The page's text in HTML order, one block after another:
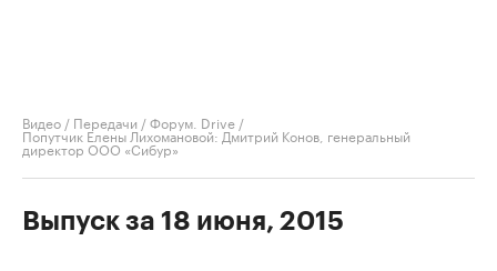
Видео / Передачи /Форум. Drive /
Попутчик Елены Лихомановой: Дмитрий Конов, генеральный
директор ООО «Сибур»
Выпуск за 18 июня, 2015